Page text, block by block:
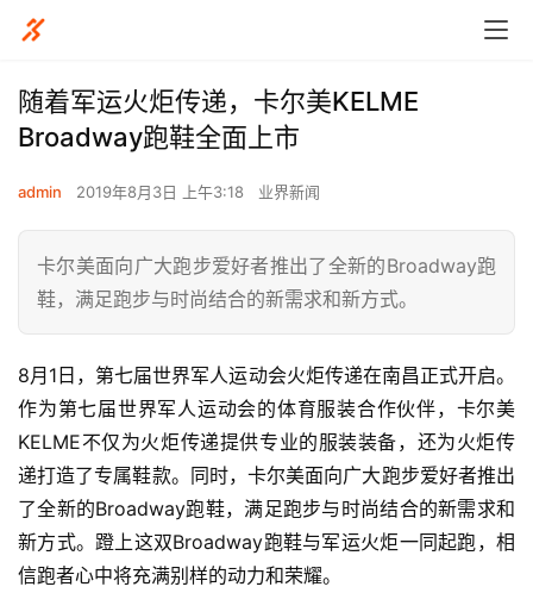
随着军运火炬传递，卡尔美KELME
Broadway跑鞋全面上市
admin 2019年8月3日 上午3:18 业界新闻
卡尔美面向广大跑步爱好者推出了全新的Broadway跑
鞋，满足跑步与时尚结合的新需求和新方式。
8月1日，第七届世界军人运动会火炬传递在南昌正式开启。
作为第七届世界军人运动会的体育服装合作伙伴，卡尔美
KELME不仅为火炬传递提供专业的服装装备，还为火炬传
递打造了专属鞋款。同时，卡尔美面向广大跑步爱好者推出
了全新的Broadway跑鞋，满足跑步与时尚结合的新需求和
新方式。蹬上这双Broadway跑鞋与军运火炬一同起跑，相
信跑者心中将充满别样的动力和荣耀。